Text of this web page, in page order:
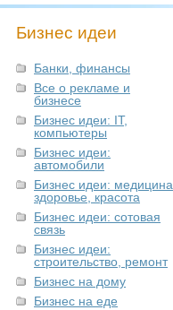
Бизнес идеи
Банки, финансы
Все о рекламе и
бизнесе
Бизнес идеи: IT,
компьютеры
Бизнес идеи:
автомобили
Бизнес идеи: медицина,
здоровье, красота
Бизнес идеи: сотовая
связь
Бизнес идеи:
строительство, ремонт
Бизнес на дому
Бизнес на еде